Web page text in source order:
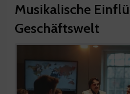
Musikalische
Geschäftswelt